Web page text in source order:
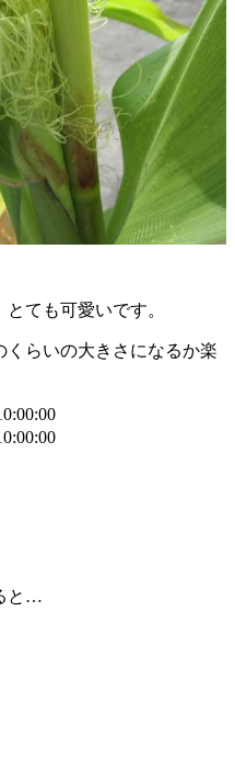
ても可愛いです。
らいの大きさになるか楽
と…